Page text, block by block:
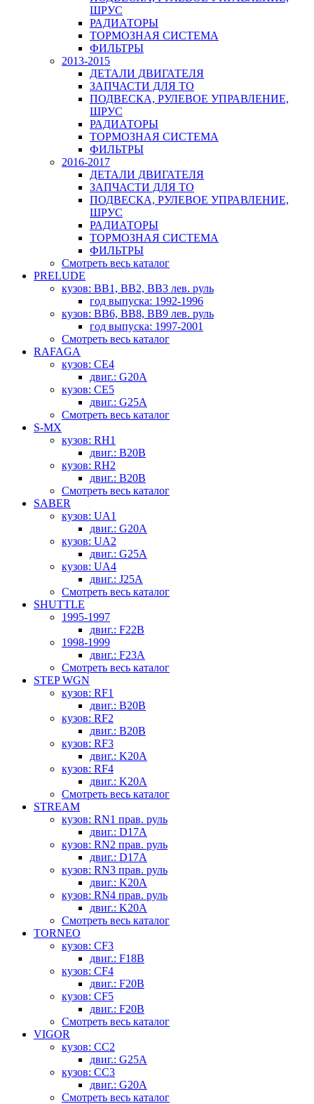
ШРУС
РАДИАТОРЫ
ТОРМОЗНАЯ СИСТЕМА
ФИЛЬТРЫ
2013-2015
ДЕТАЛИ ДВИГАТЕЛЯ
ЗАПЧАСТИ ДЛЯ ТО
ПОДВЕСКА, РУЛЕВОЕ УПРАВЛЕНИЕ,
ШРУС
РАДИАТОРЫ
ТОРМОЗНАЯ СИСТЕМА
ФИЛЬТРЫ
2016-2017
ДЕТАЛИ ДВИГАТЕЛЯ
ЗАПЧАСТИ ДЛЯ ТО
ПОДВЕСКА, РУЛЕВОЕ УПРАВЛЕНИЕ,
ШРУС
РАДИАТОРЫ
ТОРМОЗНАЯ СИСТЕМА
ФИЛЬТРЫ
Смотреть весь каталог
PRELUDE
кузов: BB1, BB2, BB3 лев. руль
год выпуска: 1992-1996
кузов: BB6, BB8, BB9 лев. руль
год выпуска: 1997-2001
Смотреть весь каталог
RAFAGA
кузов: CE4
двиг.: G20A
кузов: CE5
двиг.: G25A
Смотреть весь каталог
S-MX
кузов: RH1
двиг.: B20B
кузов: RH2
двиг.: B20B
Смотреть весь каталог
SABER
кузов: UA1
двиг.: G20A
кузов: UA2
двиг.: G25A
кузов: UA4
двиг.: J25A
Смотреть весь каталог
SHUTTLE
1995-1997
двиг.: F22B
1998-1999
двиг.: F23A
Смотреть весь каталог
STEP WGN
кузов: RF1
двиг.: B20B
кузов: RF2
двиг.: B20B
кузов: RF3
двиг.: K20A
кузов: RF4
двиг.: K20A
Смотреть весь каталог
STREAM
кузов: RN1 прав. руль
двиг.: D17A
кузов: RN2 прав. руль
двиг.: D17A
кузов: RN3 прав. руль
двиг.: K20A
кузов: RN4 прав. руль
двиг.: K20A
Смотреть весь каталог
TORNEO
кузов: CF3
двиг.: F18B
кузов: CF4
двиг.: F20B
кузов: CF5
двиг.: F20B
Смотреть весь каталог
VIGOR
кузов: CC2
двиг.: G25A
кузов: CC3
двиг.: G20A
Смотреть весь каталог